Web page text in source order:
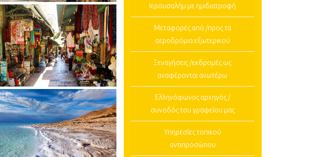
Ιερουσαλήμ με ημιδιατροφή
Μεταφορές από /προς τα
αεροδρόμια εξωτερικού
Ξεναγήσεις /εκδρομές ως
αναφέρονται ανωτέρω
Ελληνόφωνος αρχηγός /
συνοδός του γραφείου μας
Υπηρεσίες τοπικού
αντιπροσώπου